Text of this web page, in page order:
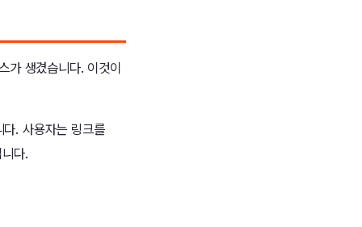
생겼습니다. 이것이
. 사용자는 링크를
다.